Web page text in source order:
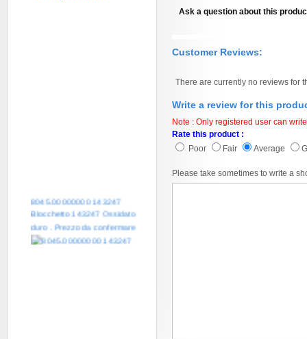
Ask a question about this
Customer Reviews:
There are currently no reviews for
Write a review for this
Note : Only registered user can
Rate this product :
Poor
Fair Average
Please take sometimes to write a
8045.00000000 143247
Blocchetto 143247 Ossidato